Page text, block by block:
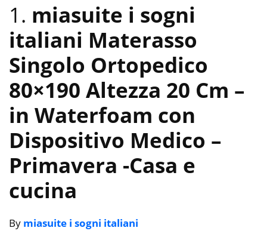
1. miasuite i sogni
italiani Materasso
Singolo Ortopedico
80×190 Altezza 20 Cm –
in Waterfoam con
Dispositivo Medico –
Primavera -Casa e
cucina
By miasuite i sogni italiani